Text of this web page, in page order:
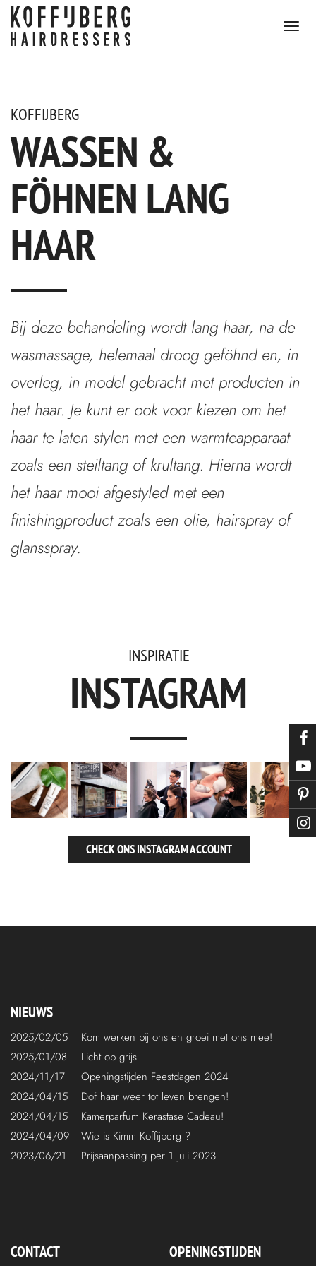
KOFFIJBERG
WASSEN &
FÖHNEN LANG
HAAR
Bij deze behandeling wordt lang haar, na de
wasmassage, helemaal droog geföhnd en, in
overleg, in model gebracht met producten in
het haar. Je kunt er ook voor kiezen om het
haar te laten stylen met een warmteapparaat
zoals een steiltang of krultang. Hierna wordt
het haar mooi afgestyled met een
finishingproduct zoals een olie, hairspray of
glansspray.
INSPIRATIE
INSTAGRAM
CHECK ONS INSTAGRAM ACCOUNT
NIEUWS
2025/02/05
Kom werken bij ons en groei met ons mee!
2025/01/08
Licht op grijs
2024/11/17
Openingstijden Feestdagen 2024
2024/04/15
Dof haar weer tot leven brengen!
2024/04/15
Kamerparfum Kerastase Cadeau!
2024/04/09
Wie is Kimm Koffijberg ?
2023/06/21
Prijsaanpassing per 1 juli 2023
CONTACT OPENINGSTIJDEN